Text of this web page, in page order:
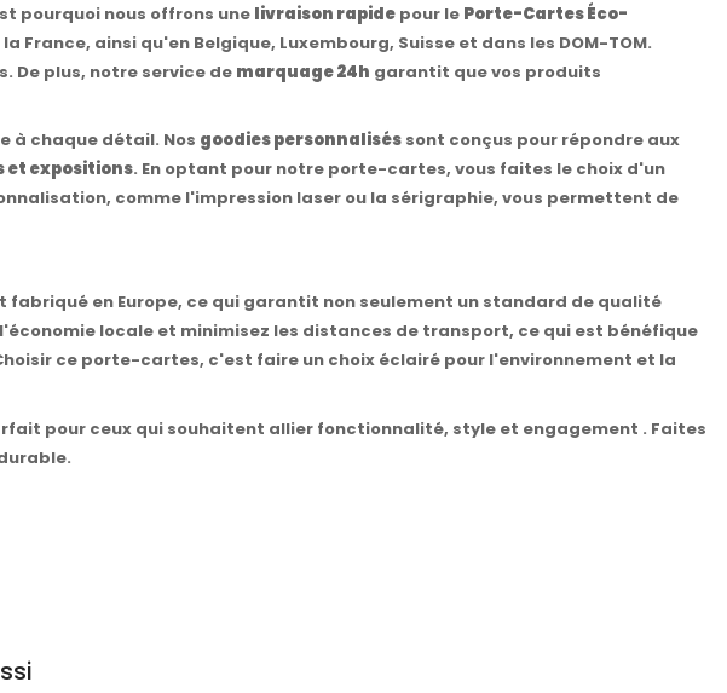
pourquoi nous offrons une livraison rapide pour le Porte-Cartes Éco-
France, ainsi qu'en Belgique, Luxembourg, Suisse et dans les DOM-TOM.
De plus, notre service de marquage 24h garantit que vos produits
à chaque détail. Nos goodies personnalisés sont conçus pour répondre aux
et expositions. En optant pour notre porte-cartes, vous faites le choix d'un
comme l'impression laser ou la sérigraphie, vous permettent de
fabriqué en Europe, ce qui garantit non seulement un standard de qualité
locale et minimisez les distances de transport, ce qui est bénéfique
ce porte-cartes, c'est faire un choix éclairé pour l'environnement et la
pour ceux qui souhaitent allier fonctionnalité, style et engagement . Faites